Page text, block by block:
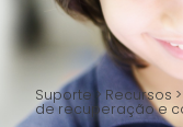
Suporte > Recursos >
de recuperação e